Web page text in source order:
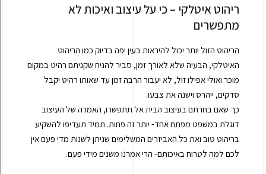
ריהוט איטלקי – כי על עיצוב ואיכות לא
מתפשרים
הריהוט הזול יותר יכול להיראות בעין יפה בדיוק כמו הריהוט
האיטלקי, הבעיה שלא לאורך זמן, סביר להניח שקניתם רהיט במקום
מוכר ואולי אפילו זול, לא יעבור הרבה זמן עד שאותו רהיט יקבל
סדקים, ייהרס וישנה את צבעו.
כך שאם בחרתם בעיצוב הבית אל תתפשרו, האמרה של העיצוב
דוגלת במשפט מפתח אחד- יותר זה פחות. תמיד תעדיפו להשקיע
בריהוט טוב ואת כל האביזרים המשלימים שניתן לשנות מדי פעם אין
לכם למה לטרוח באיכותם- הרי אמרנו משנים מידי פעם.